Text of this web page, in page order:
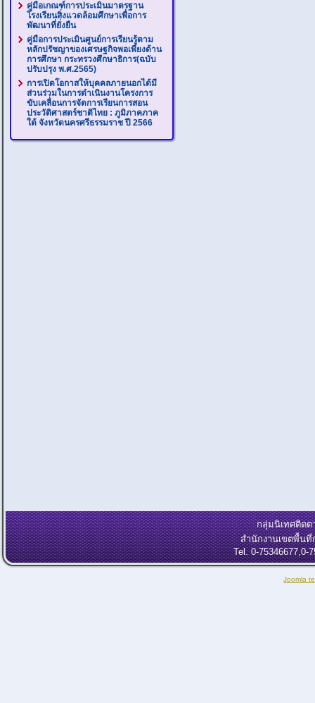
คู่มือเกณฑ์การประเมินมาตรฐาน
โรงเรียนสิ่งแวดล้อมศึกษาเพื่อการ
พัฒนาที่ยั่งยืน
คู่มือการประเมินศูนย์การเรียนรู้ตาม
หลักปรัชญาของเศรษฐกิจพอเพียงด้าน
การศึกษา กระทรวงศึกษาธิการ(ฉบับ
ปรับปรุง พ.ศ.2565)
การเปิดโอกาสให้บุคคลภายนอกได้มี
ส่วนร่วมในการดำเนินงานโครงการ
ขับเคลื่อนการจัดการเรียนการสอน
ประวัติศาสตร์ชาติไทย : ภูมิภาคภาค
ใต้ จังหวัดนครศรีธรรมราช ปี 2566
กลุ่มนิเทศติดต
สำนักงานเขตพื้น
Tel. 0-75346677,0-
Joomla